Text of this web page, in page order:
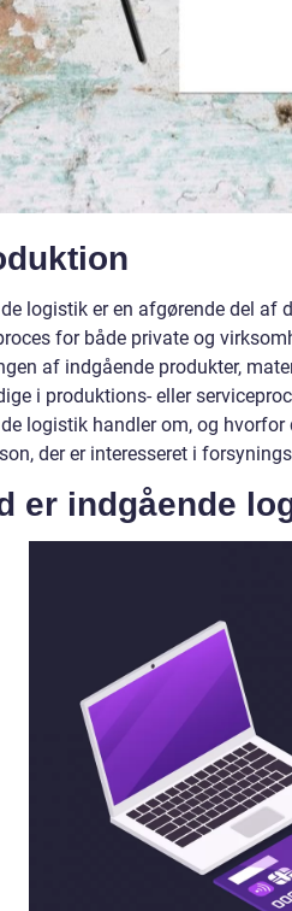
logistik er en afgørende del af
for både private og
af indgående produkter,
i produktions- eller
logistik handler om, og
der er interesseret i
er indgående